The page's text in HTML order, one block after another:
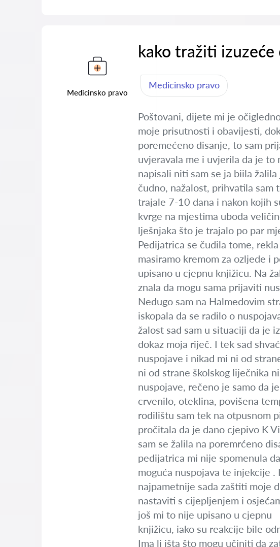
Medicinsko pravo
kako tražiti
Medicinsko pravo
Poštovani, dijete mi je
moje prisutnosti i obavijesti,
poremećeno disanje, to sam
uvjeravala me i uvjerila da je
napisali niti sam se ja biila
čudno, nažalost, prihvatila sam
trajale 7-10 dana i nakon kojih
kvrge na mjestima uboda
lješnjaka što je trajalo po par
Pedijatrica se čudila tome,
masiramo kremom za ozljede i
upisano u cjepnu knjižicu. Na
znala da mogu sama prijaviti
Nedugo sam na Halmedovim
iskopala da se radilo o
žalost sad sam u situaciji da je
dokaz moja riječ. I tek sad
nuspojave i nikad mi ni od
ni od strane školskog liječnika
nuspojave, rečeno je samo da
crvenilo, oteklina, povišena
rodilištu sam tek na otpusnom
pročitala da je dano cjepivo K
sam se žalila na poremrćeno
pedijatrica mi nije spomenula
moguća nuspojava te injekcije .
najpametnije sada zaštiti moje
nastaviti s cijepljenjem i
još mi to nije upisano u cjepnu
knjižicu, iako su reakcije bile
Ima li išta što mogu učiniti da